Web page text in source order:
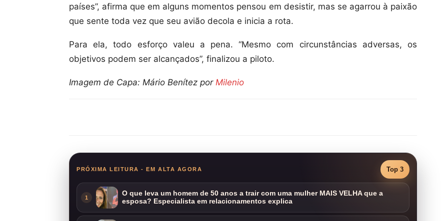
países”, afirma que em alguns momentos pensou em desistir, mas se agarrou à paixão
que sente toda vez que seu avião decola e inicia a rota.
Para ela, todo esforço valeu a pena. “Mesmo com circunstâncias adversas, os
objetivos podem ser alcançados”, finalizou a piloto.
Imagem de Capa: Mário Benítez por Milenio
PRÓXIMA LEITURA - EM ALTA AGORA Top 3
1
O que leva um homem de 50 anos a trair com uma mulher MAIS VELHA que a
esposa? Especialista em relacionamentos explica